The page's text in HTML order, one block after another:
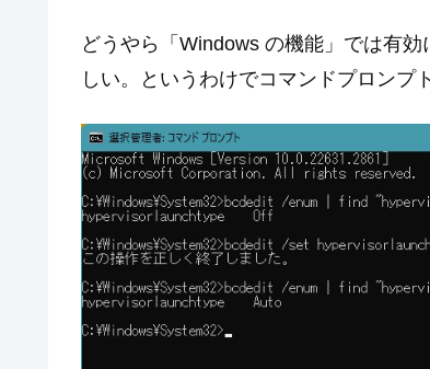
どうやら「Windows の機能」では有
しい。というわけでコマンドプロンプ